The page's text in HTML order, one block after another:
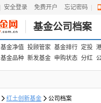
安全登录 免费开户 忘记密码
基金公司档案
基金净值 投顾管家 基金排行 定投
基金品种 新发基金 申购状态 分红
 红土创新基金  公司档案